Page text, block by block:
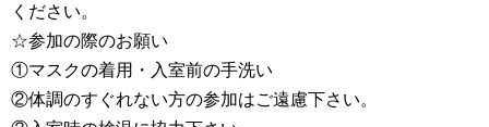
ください。
☆参加の際のお願い
①マスクの着用・入室前の手洗い
②体調のすぐれない方の参加はご遠慮下さい。